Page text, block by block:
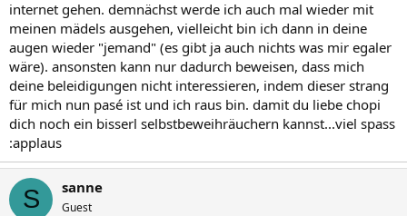
internet gehen. demnächst werde ich auch mal wieder mit
meinen mädels ausgehen, vielleicht bin ich dann in deine
augen wieder "jemand" (es gibt ja auch nichts was mir egaler
wäre). ansonsten kann nur dadurch beweisen, dass mich
deine beleidigungen nicht interessieren, indem dieser strang
für mich nun pasé ist und ich raus bin. damit du liebe chopi
dich noch ein bisserl selbstbeweihräuchern kannst...viel spass
:applaus
S sanne
Guest